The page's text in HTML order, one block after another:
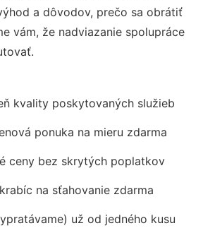
a dôvodov, prečo sa obrátiť
vám, že nadviazanie spolupráce
kvality poskytovaných služieb
ponuka na mieru zdarma
ceny bez skrytých poplatkov
na sťahovanie zdarma
už od jedného kusu